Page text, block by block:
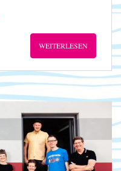
WEITERLESEN